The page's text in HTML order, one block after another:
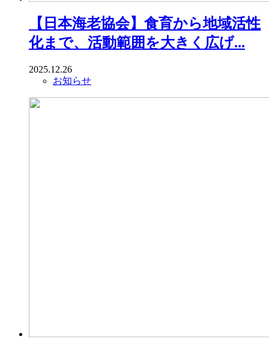
【日本海老協会】食育から地域活性
化まで、活動範囲を大きく広げ...
2025.12.26
お知らせ